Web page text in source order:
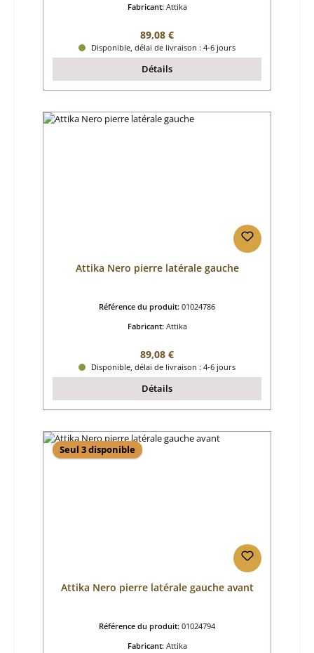
Fabricant: Attika
Prix régulier :
89,08 €
Disponible, délai de livraison : 4-6 jours
Détails
Attika Nero pierre latérale gauche
Référence du produit: 01024786
Fabricant: Attika
Prix régulier :
89,08 €
Disponible, délai de livraison : 4-6 jours
Détails
Seul 3 disponible
Attika Nero pierre latérale gauche avant
Référence du produit: 01024794
Fabricant: Attika